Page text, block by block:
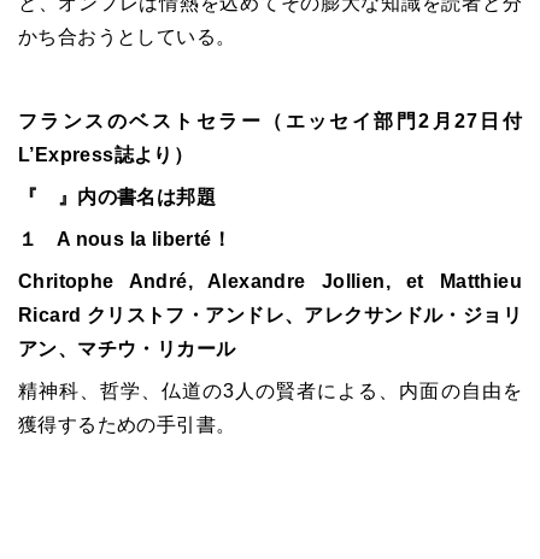
かち合おうとしている。
フランスのベストセラー（エッセイ部門2月27日付
L’Express誌より）
『 』内の書名は邦題
１ A nous la liberté！
Chritophe André, Alexandre Jollien, et Matthieu
Ricard クリストフ・アンドレ、アレクサンドル・ジョリ
アン、マチウ・リカール
精神科、哲学、仏道の3人の賢者による、内面の自由を
獲得するための手引書。